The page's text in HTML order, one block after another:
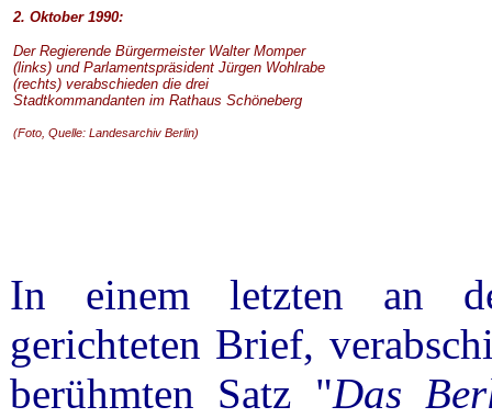
2. Oktober 1990:
Der Regierende Bürgermeister Walter Momper
(links) und Parlamentspräsident Jürgen Wohlrabe
(rechts) verabschieden die drei
Stadtkommandanten im Rathaus Schöneberg
(Foto, Quelle: Landesarchiv Berlin)
In einem letzten an
gerichteten Brief,
berühmten Satz "Das